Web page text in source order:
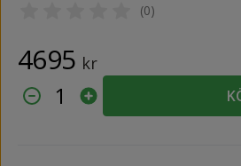
(0)
4695 kr
1